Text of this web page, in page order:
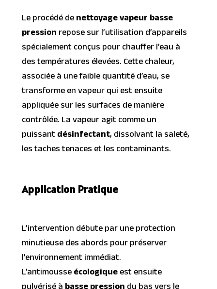
Le procédé denettoyage vapeur basse
pressionrepose sur l’utilisation d’appareils
spécialement conçus pour chauffer l’eau à
des températures élevées. Cette chaleur,
associée à une faible quantité d’eau, se
transforme en vapeur qui est ensuite
appliquée sur les surfaces de manière
contrôlée. La vapeur agit comme un
puissantdésinfectant, dissolvant la saleté,
les taches tenaces et les contaminants.
Application Pratique
L’intervention débute par une protection
minutieuse des abords pour préserver
l’environnement immédiat.
L’antimousseécologiqueest ensuite